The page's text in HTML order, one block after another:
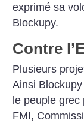
exprimé sa
Blockupy.
Contre
Plusieurs
Ainsi
le peuple
FMI,